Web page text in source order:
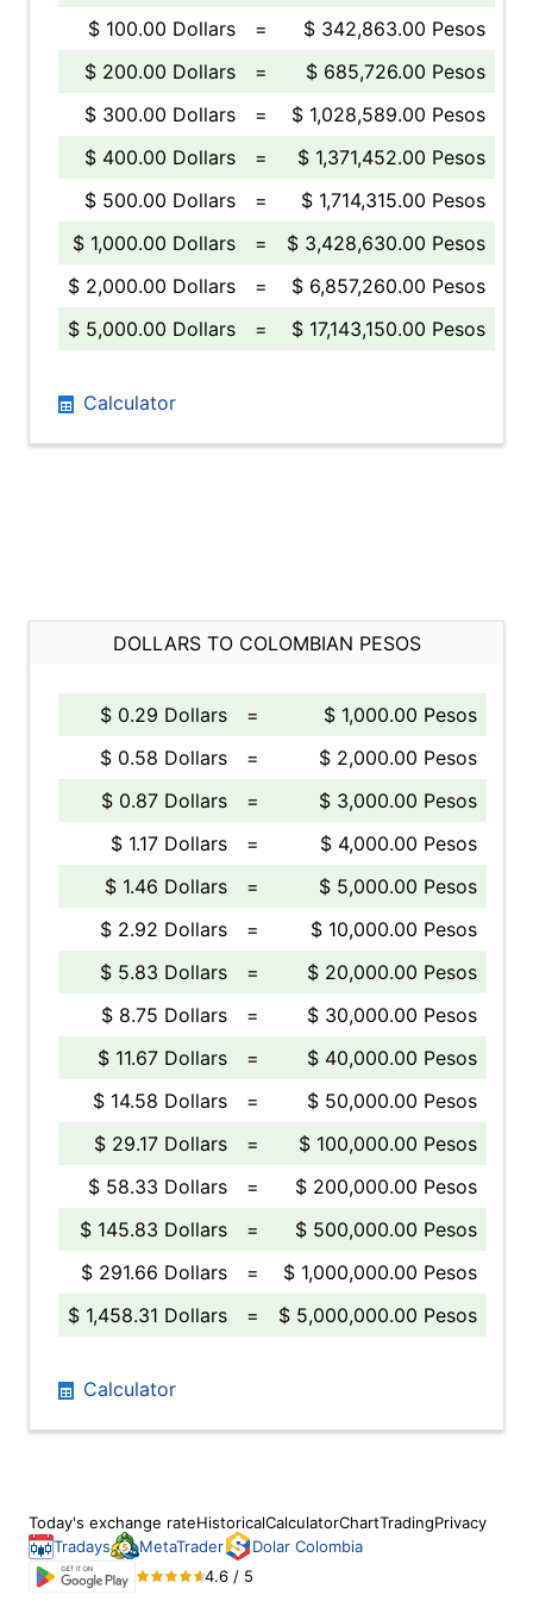
$ 100.00 Dollars =
$ 342,863.00 Pesos
$ 200.00 Dollars
=
$ 685,726.00 Pesos
$ 300.00 Dollars
=
$ 1,028,589.00 Pesos
$ 400.00 Dollars
=
$ 1,371,452.00 Pesos
$ 500.00 Dollars
=
$ 1,714,315.00 Pesos
$ 1,000.00 Dollars
=
$ 3,428,630.00 Pesos
$ 2,000.00 Dollars
=
$ 6,857,260.00 Pesos
$ 5,000.00 Dollars
= $ 17,143,150.00 Pesos
Calculator
DOLLARS TO COLOMBIAN PESOS
$ 0.29 Dollars =
$ 1,000.00 Pesos
$ 0.58 Dollars
=
$ 2,000.00 Pesos
$ 0.87 Dollars
=
$ 3,000.00 Pesos
$ 1.17 Dollars
=
$ 4,000.00 Pesos
$ 1.46 Dollars
=
$ 5,000.00 Pesos
$ 2.92 Dollars
=
$ 10,000.00 Pesos
$ 5.83 Dollars
=
$ 20,000.00 Pesos
$ 8.75 Dollars
=
$ 30,000.00 Pesos
$ 11.67 Dollars
=
$ 40,000.00 Pesos
$ 14.58 Dollars
=
$ 50,000.00 Pesos
$ 29.17 Dollars
=
$ 100,000.00 Pesos
$ 58.33 Dollars
=
$ 200,000.00 Pesos
$ 145.83 Dollars
=
$ 500,000.00 Pesos
$ 291.66 Dollars
=
$ 1,000,000.00 Pesos
$ 1,458.31 Dollars
= $ 5,000,000.00 Pesos
Calculator
Today's exchange rateHistoricalCalculatorChartTradingPrivacy
Tradays
MetaTrader
Dolar Colombia
4.6 / 5